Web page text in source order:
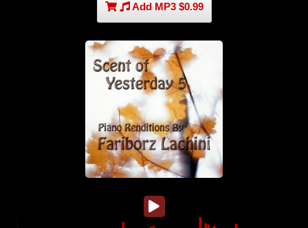
Add MP3 $0.99